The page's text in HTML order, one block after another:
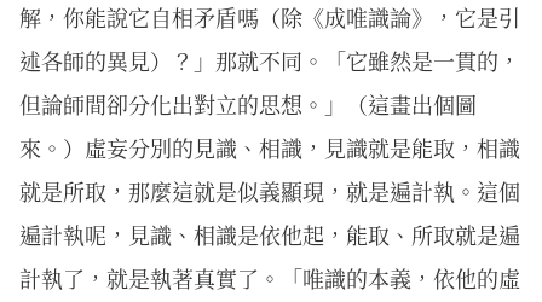
解，你能說它自相矛盾嗎（除《成唯識論》，它是引
述各師的異見）？」那就不同。「它雖然是一貫的，
但論師間卻分化出對立的思想。」（這畫出個圖
來。）虛妄分別的見識、相識，見識就是能取，相識
就是所取，那麼這就是似義顯現，就是遍計執。這個
遍計執呢，見識、相識是依他起，能取、所取就是遍
計執了，就是執著真實了。「唯識的本義，依他的虛